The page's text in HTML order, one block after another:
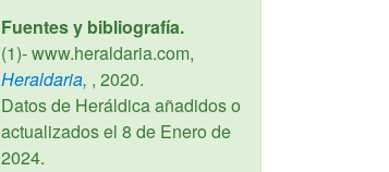
Fuentes y bibliografía.
(1)- www.heraldaria.com,
Heraldaria, , 2020.
Datos de Heráldica añadidos o
actualizados el 8 de Enero de
2024.